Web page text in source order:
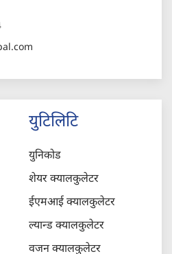
युटिलिटि
युनिकोड
शेयर क्यालकुलेटर
ईएमआई क्यालकुलेटर
ल्यान्ड क्यालकुलेटर
वजन क्यालकुलेटर